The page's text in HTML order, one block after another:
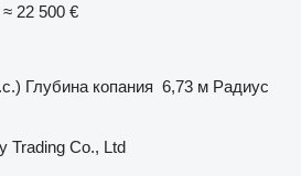
≈ 22 500 €
Глубина копания 6,73 м Радиус
Trading Co., Ltd